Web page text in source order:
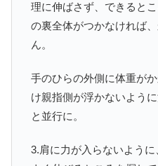
理に伸ばさず、できると
の裏全体がつかなければ
ん。
手のひらの外側に体重が
け親指側が浮かないよう
と並行に。
3.肩に力が入らないよう